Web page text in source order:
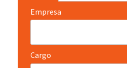
Empresa
Cargo